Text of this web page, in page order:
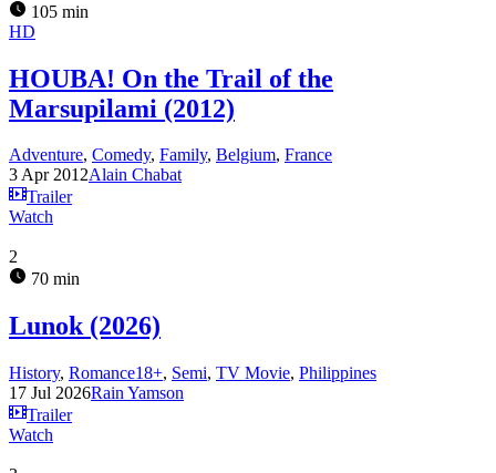
105 min
HD
HOUBA! On the Trail of the
Marsupilami (2012)
Adventure, Comedy, Family, Belgium, France
3 Apr 2012Alain Chabat
Trailer
Watch
2
70 min
Lunok (2026)
History, Romance18+, Semi, TV Movie, Philippines
17 Jul 2026Rain Yamson
Trailer
Watch